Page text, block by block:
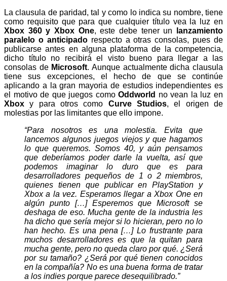
La clausula de paridad, tal y como lo indica su nombre, tiene
como requisito que para que cualquier título vea la luz en
Xbox 360 y Xbox One, este debe tener un
lanzamiento
paralelo o anticipadorespecto a otras consolas, pues de
publicarse antes en alguna plataforma de la competencia,
dicho título no recibirá el visto bueno para llegar a las
consolas de Microsoft. Aunque actualmente dicha clausula
tiene sus excepciones, el hecho de que se continúe
aplicando a la gran mayoria de estudios independientes es
el motivo de que juegos comoOddworld no vean la luz en
Xbox y para otros como Curve Studios, el origen de
molestias por las limitantes que ello impone.
“Para nosotros es una molestia. Evita que
lancemos algunos juegos viejos y que hagamos
lo que queremos. Somos 40, y aún pensamos
que deberíamos poder darle la vuelta, así que
podemos imaginar lo duro que es para
desarrolladores pequeños de 1 o 2 miembros,
quienes tienen que publicar en PlayStation y
Xbox a la vez. Esperamos llegar a Xbox One en
algún punto […] Esperemos que Microsoft se
deshaga de eso. Mucha gente de la industria les
ha dicho que sería mejor si lo hicieran, pero no lo
han hecho. Es una pena […] Lo frustrante para
muchos desarrolladores es que la quitan para
mucha gente, pero no queda claro por qué. ¿Será
por su tamaño? ¿Será por qué tienen conocidos
en la compañía? No es una buena forma de tratar
a los indies porque parece desequilibrado.”